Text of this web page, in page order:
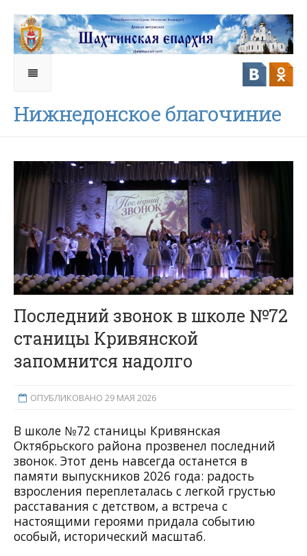
Нижнедонское благочиние
Последний звонок в школе №72
станицы Кривянской
запомнится надолго
ОПУБЛИКОВАНО 29 МАЯ 2026
В школе №72 станицы Кривянская
Октябрьского района прозвенел последний
звонок. Этот день навсегда останется в
памяти выпускников 2026 года: радость
взросления переплеталась с легкой грустью
расставания с детством, а встреча с
настоящими героями придала событию
особый, исторический масштаб.